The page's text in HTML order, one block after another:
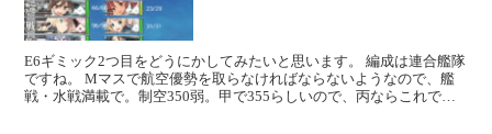
E6ギミック2つ目をどうにかしてみたいと思います。 編成は連合艦隊
ですね。 Mマスで航空優勢を取らなければならないようなので、艦
戦・水戦満載で。制空350弱。甲で355らしいので、丙ならこれで十